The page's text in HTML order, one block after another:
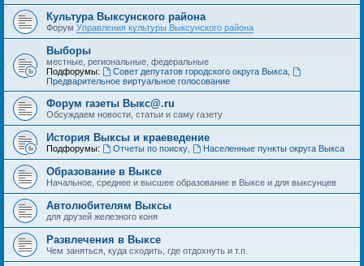
Культура Выксунского района
Форум Управления культуры Выксунского района
Выборы
местные, региональные, федеральные
Подфорумы:
Совет депутатов городского округа Выкса,
Предварительное виртуальное голосование
Форум газеты Выкс@.ru
Обсуждаем новости, статьи и саму газету
История Выксы и краеведение
Подфорумы: Отчеты по поиску, Населенные пункты округа Выкса
Образование в Выксе
Начальное, среднее и высшее образование в Выксе и для выксунцев
Автолюбителям Выксы
для друзей железного коня
Развлечения в Выксе
Чем заняться, куда сходить, где отдохнуть и т.п.